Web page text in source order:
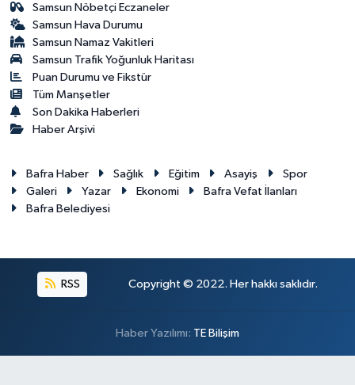
Samsun Nöbetçi Eczaneler
Samsun Hava Durumu
Samsun Namaz Vakitleri
Samsun Trafik Yoğunluk Haritası
Puan Durumu ve Fikstür
Tüm Manşetler
Son Dakika Haberleri
Haber Arşivi
Bafra Haber Sağlık Eğitim Asayiş
Spor
Galeri
Yazar Ekonomi
Bafra Vefat İlanları
Bafra Belediyesi
RSS Copyright © 2022. Her hakkı saklıdır.
Haber Yazılımı: TE Bilişim